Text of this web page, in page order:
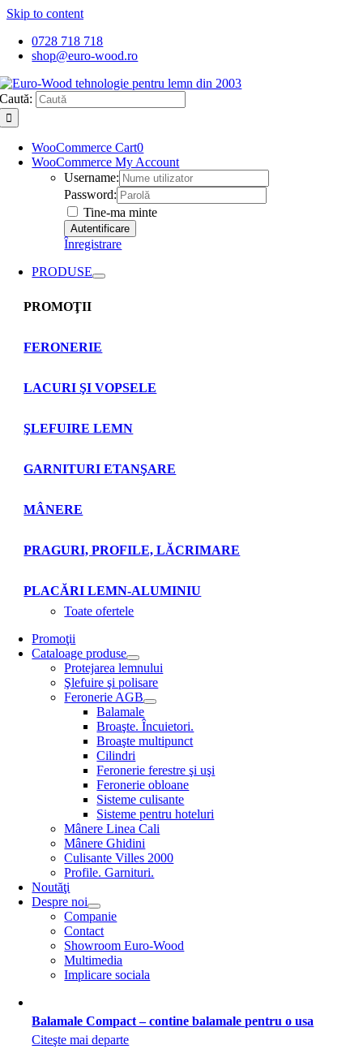
Skip to content
0728 718 718
shop@euro-wood.ro
Caută:
WooCommerce Cart0
WooCommerce My Account
Username:
Password:
Tine-ma minte
Înregistrare
PRODUSE
PROMOŢII
FERONERIE
LACURI ŞI VOPSELE
ŞLEFUIRE LEMN
GARNITURI ETANŞARE
MÂNERE
PRAGURI, PROFILE, LĂCRIMARE
PLACĂRI LEMN-ALUMINIU
Toate ofertele
Promoţii
Cataloage produse
Protejarea lemnului
Şlefuire şi polisare
Feronerie AGB
Balamale
Broaşte. Încuietori.
Broaşte multipunct
Cilindri
Feronerie ferestre şi uşi
Feronerie obloane
Sisteme culisante
Sisteme pentru hoteluri
Mânere Linea Cali
Mânere Ghidini
Culisante Villes 2000
Profile. Garnituri.
Noutăţi
Despre noi
Companie
Contact
Showroom Euro-Wood
Multimedia
Implicare sociala
Balamale Compact – contine balamale pentru o usa
Citeşte mai departe